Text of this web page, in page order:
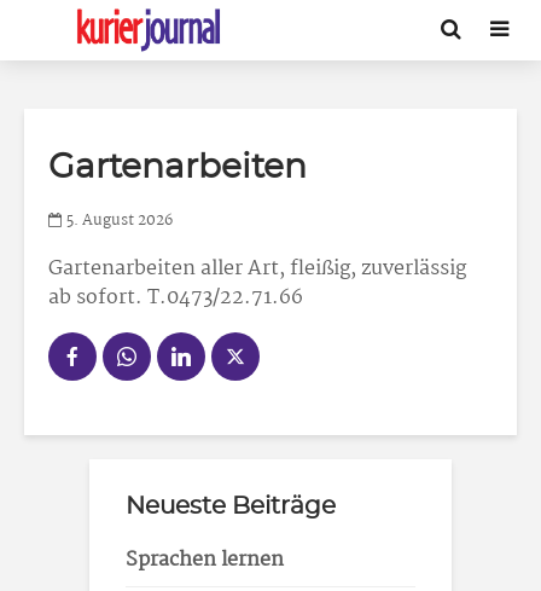
Gartenarbeiten
5. August 2026
Gartenarbeitenaller Art, fleißig, zuverlässig
ab sofort. T.0473/22.71.66
Neueste Beiträge
Sprachen lernen